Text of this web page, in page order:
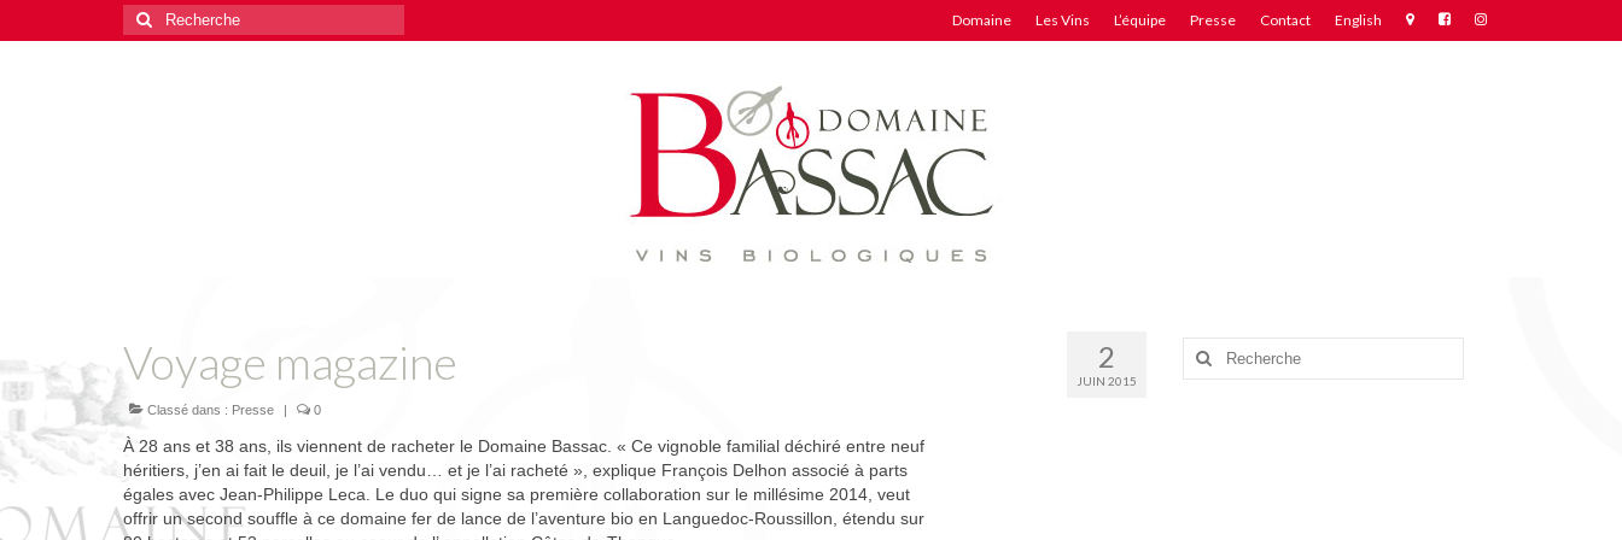
Domaine Les Vins L’équipe Presse Contact English
Rechercher
:
2
JUIN 2015
Voyage magazine
Classé dans : Presse | 0
À 28 ans et 38 ans, ils viennent de racheter le Domaine Bassac. « Ce vignoble familial déchiré entre neuf
héritiers, j’en ai fait le deuil, je l’ai vendu… et je l’ai racheté », explique François Delhon associé à parts
égales avec Jean-Philippe Leca. Le duo qui signe sa première collaboration sur le millésime 2014, veut
offrir un second souffle à ce domaine fer de lance de l’aventure bio en Languedoc-Roussillon, étendu sur
Rechercher